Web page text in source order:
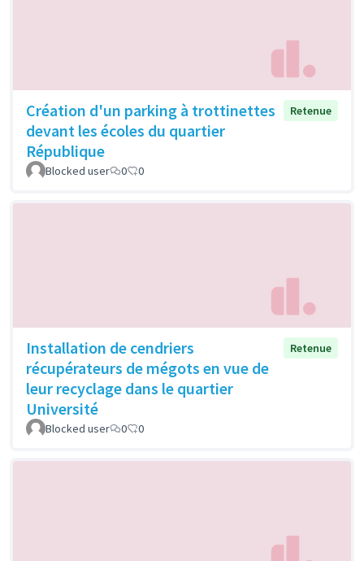
Création d'un parking à trottinettes
devant les écoles du quartier
République
Retenue
Blocked user 0 0
Installation de cendriers
récupérateurs de mégots en vue de
leur recyclage dans le quartier
Université
Retenue
Blocked user 0 0